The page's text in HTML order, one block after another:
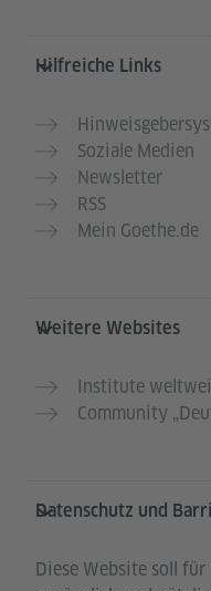
Hilfreiche Links
Soziale Medien
Newsletter
RSS
Mein Goethe.de
Weitere Websites
Institute
Community
Datenschutz und
Diese Website soll